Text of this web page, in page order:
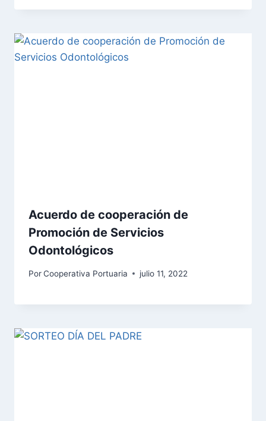
Acuerdo de cooperación de
Promoción de Servicios
Odontológicos
PorCooperativa Portuaria julio 11, 2022